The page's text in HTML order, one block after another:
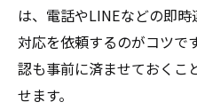
は、電話やLINEなどの即
対応を依頼するのがコツで
認も事前に済ませておくこ
せます。